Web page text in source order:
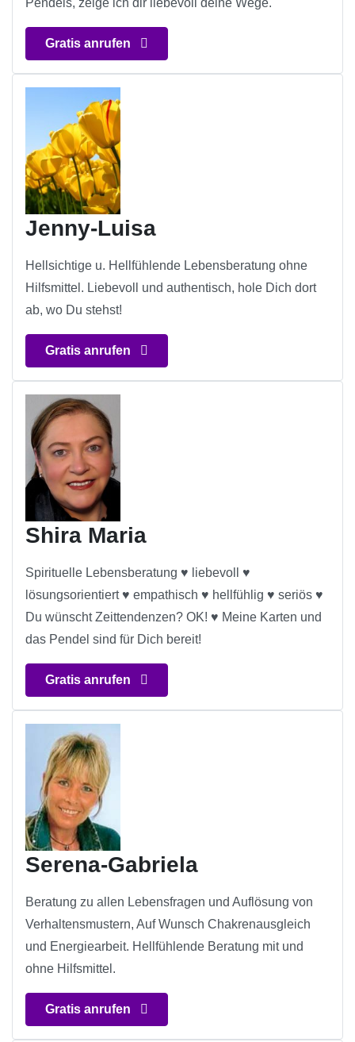
Pendels, zeige ich dir liebevoll deine Wege.
Gratis anrufen
Jenny-Luisa
Hellsichtige u. Hellfühlende Lebensberatung ohne
Hilfsmittel. Liebevoll und authentisch, hole Dich dort
ab, wo Du stehst!
Gratis anrufen
Shira Maria
Spirituelle Lebensberatung ♥ liebevoll ♥
lösungsorientiert ♥ empathisch ♥ hellfühlig ♥ seriös ♥
Du wünscht Zeittendenzen? OK! ♥ Meine Karten und
das Pendel sind für Dich bereit!
Gratis anrufen
Serena-Gabriela
Beratung zu allen Lebensfragen und Auflösung von
Verhaltensmustern, Auf Wunsch Chakrenausgleich
und Energiearbeit. Hellfühlende Beratung mit und
ohne Hilfsmittel.
Gratis anrufen